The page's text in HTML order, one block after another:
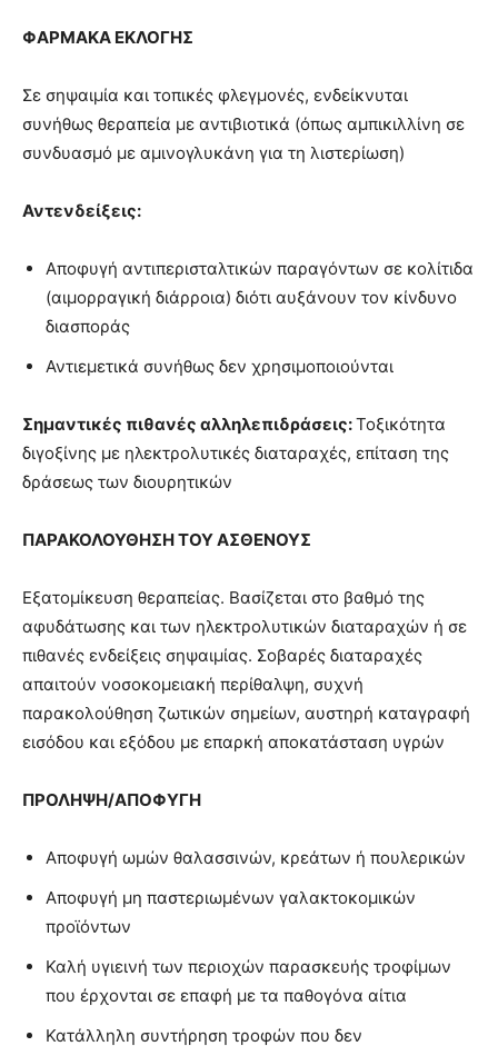
ΦΑΡΜΑΚΑ ΕΚΛΟΓΗΣ
Σε σηψαιμία και τοπικές φλεγμονές, ενδείκνυται
συνήθως θεραπεία με αντιβιοτικά (όπως αμπικιλλίνη σε
συνδυασμό με αμινογλυκάνη για τη λιστερίωση)
Αντενδείξεις:
Αποφυγή αντιπερισταλτικών παραγόντων σε κολίτιδα
(αιμορραγική διάρροια) διότι αυξάνουν τον κίνδυνο
διασποράς
Αντιεμετικά συνήθως δεν χρησιμοποιούνται
Σημαντικές πιθανές αλληλεπιδράσεις:Τοξικότητα
διγοξίνης με ηλεκτρολυτικές διαταραχές, επίταση της
δράσεως των διουρητικών
ΠΑΡΑΚΟΛΟΥΘΗΣΗ ΤΟΥ ΑΣΘΕΝΟΥΣ
Εξατομίκευση θεραπείας. Βασίζεται στο βαθμό της
αφυδάτωσης και των ηλεκτρολυτικών διαταραχών ή σε
πιθανές ενδείξεις σηψαιμίας. Σοβαρές διαταραχές
απαιτούν νοσοκομειακή περίθαλψη, συχνή
παρακολούθηση ζωτικών σημείων, αυστηρή καταγραφή
εισόδου και εξόδου με επαρκή αποκατάσταση υγρών
ΠΡΟΛΗΨΗ/ΑΠΟΦΥΓΗ
Αποφυγή ωμών θαλασσινών, κρεάτων ή πουλερικών
Αποφυγή μη παστεριωμένων γαλακτοκομικών
προϊόντων
Καλή υγιεινή των περιοχών παρασκευής τροφίμων
που έρχονται σε επαφή με τα παθογόνα αίτια
Κατάλληλη συντήρηση τροφών που δεν